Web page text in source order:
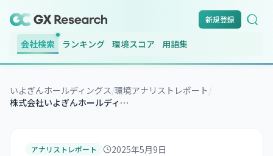
新規登録
会社検索 ランキング 環境スコア 用語集
いよぎんホールディングス/環境アナリストレポート/
株式会社いよぎんホールディングスの環境イニシアチブとパフォーマンスに関する包括的分析：気候変動、資源循環、生物多様性への対応
アナリストレポート 2025年5月9日